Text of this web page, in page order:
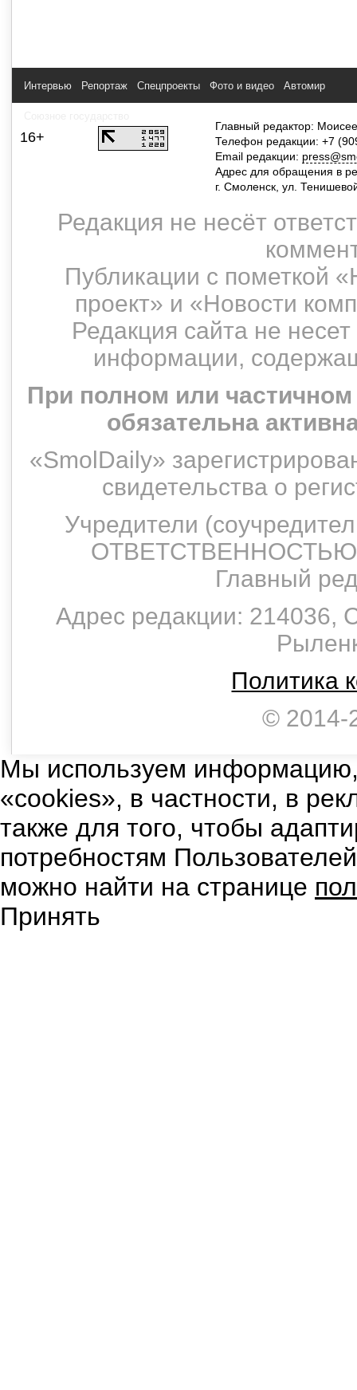
Интервью Репортаж Спецпроекты Фото и видео Автомир
16+
Главный редактор:
Телефон редакции: +7
Email редакции:
Адрес для обращения в
г. Смоленск, ул.
Редакция не несёт
Публикации с пометкой
проект» и «Новости
Редакция сайта не
информации,
При полном или
обязательна
«SmolDaily»
свидетельства о
Учредители
Главный
Адрес редакции: 214036,
Политика
© 2014-
Мы используем
«cookies», в частности, в
также для того, чтобы
потребностям
можно найти на странице
Принять